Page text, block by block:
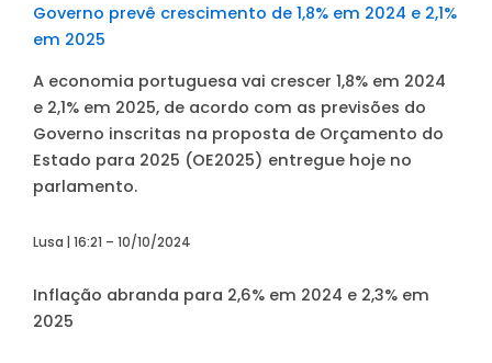
Governo prevê crescimento de 1,8% em 2024 e 2,1%
em 2025
A economia portuguesa vai crescer 1,8% em 2024
e 2,1% em 2025, de acordo com as previsões do
Governo inscritas na proposta de Orçamento do
Estado para 2025 (OE2025) entregue hoje no
parlamento.
Lusa | 16:21 – 10/10/2024
Inflação abranda para 2,6% em 2024 e 2,3% em
2025